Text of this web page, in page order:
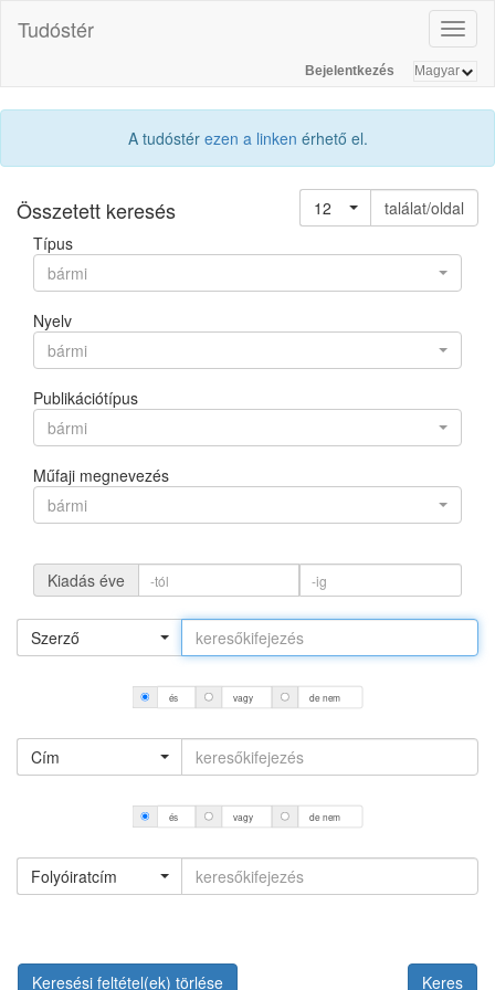
Tudóstér
Bejelentkezés
A tudóstér ezen a linken érhető el.
Összetett keresés 12
találat/oldal
Típus
bármi
Nyelv
bármi
Publikációtípus
bármi
Műfaji megnevezés
bármi
Kiadás éve
Szerző
és vagy de nem
Cím
és vagy de nem
Folyóiratcím
Keresési feltétel(ek) törlése